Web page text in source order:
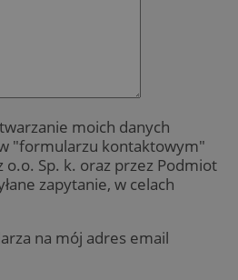
moich danych
"formularzu kontaktowym"
o.o. Sp. k. oraz przez Podmiot
zapytanie, w celach
na mój adres email